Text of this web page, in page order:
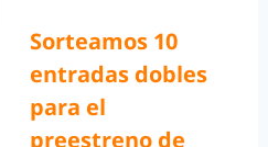
Sorteamos 10
entradas dobles
para el
preestreno de